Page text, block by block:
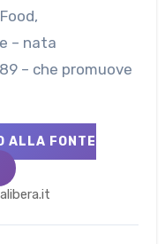
– nata
– che promuove
ALLA FONTE